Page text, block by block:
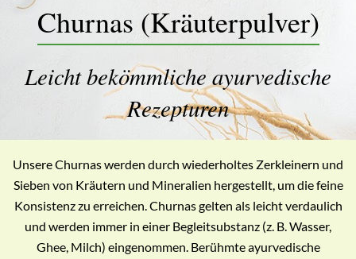
Churnas (Kräuterpulver)
Leicht bekömmliche ayurvedische
Rezepturen
Unsere Churnas werden durch wiederholtes Zerkleinern und
Sieben von Kräutern und Mineralien hergestellt, um die feine
Konsistenz zu erreichen. Churnas gelten als leicht verdaulich
und werden immer in einer Begleitsubstanz (z. B. Wasser,
Ghee, Milch) eingenommen. Berühmte ayurvedische